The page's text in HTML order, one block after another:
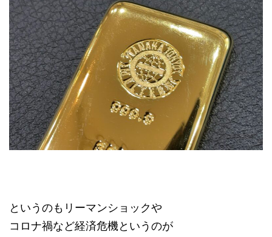
というのもリーマンショックや
コロナ禍など経済危機というのが